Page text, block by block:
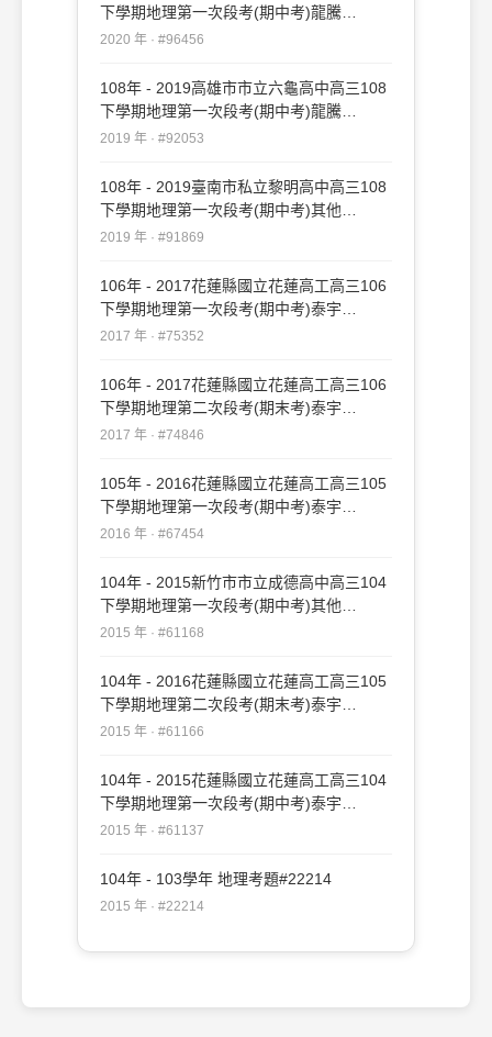
下學期地理第一次段考(期中考)龍騰
#96456
2020 年 · #96456
108年 - 2019高雄市市立六龜高中高三108
下學期地理第一次段考(期中考)龍騰
#92053
2019 年 · #92053
108年 - 2019臺南市私立黎明高中高三108
下學期地理第一次段考(期中考)其他
#91869
2019 年 · #91869
106年 - 2017花蓮縣國立花蓮高工高三106
下學期地理第一次段考(期中考)泰宇
#75352
2017 年 · #75352
106年 - 2017花蓮縣國立花蓮高工高三106
下學期地理第二次段考(期末考)泰宇
#74846
2017 年 · #74846
105年 - 2016花蓮縣國立花蓮高工高三105
下學期地理第一次段考(期中考)泰宇
#67454
2016 年 · #67454
104年 - 2015新竹市市立成德高中高三104
下學期地理第一次段考(期中考)其他
#61168
2015 年 · #61168
104年 - 2016花蓮縣國立花蓮高工高三105
下學期地理第二次段考(期末考)泰宇
#61166
2015 年 · #61166
104年 - 2015花蓮縣國立花蓮高工高三104
下學期地理第一次段考(期中考)泰宇
#61137
2015 年 · #61137
104年 - 103學年 地理考題#22214
2015 年 · #22214